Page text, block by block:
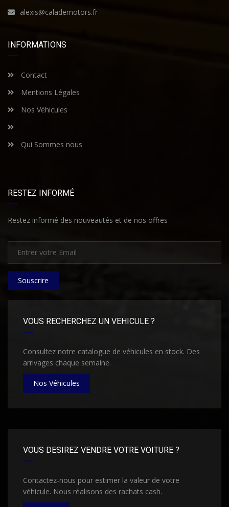
alexis@calademotors.fr
INFORMATIONS
Contact
Mentions Légales
Nos Véhicules
Qui Sommes nous
RESTEZ INFORMÉ
Restez informé des nouveautés et de nos offres
Souscrire
VOUS RECHERCHEZ UN VEHICULE ?
Consultez notre catalogue de véhicules en stock. Des
arrivages chaque semaine.
Nos Véhicules
VOUS DESIREZ VENDRE VOTRE VOITURE ?
Contactez-nous pour estimer la valeur de votre
véhicule. Nous réalisons des rachats cash.